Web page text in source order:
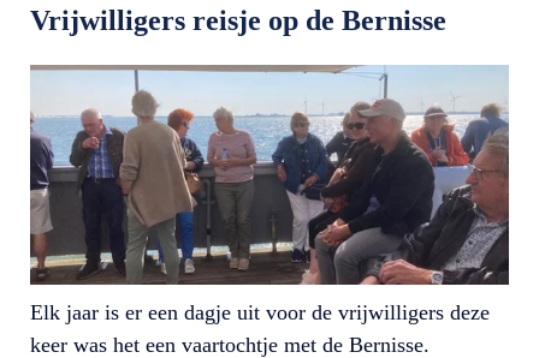
Vrijwilligers reisje op de Bernisse
Elk jaar is er een dagje uit voor de vrijwilligers deze
keer was het een vaartochtje met de Bernisse.